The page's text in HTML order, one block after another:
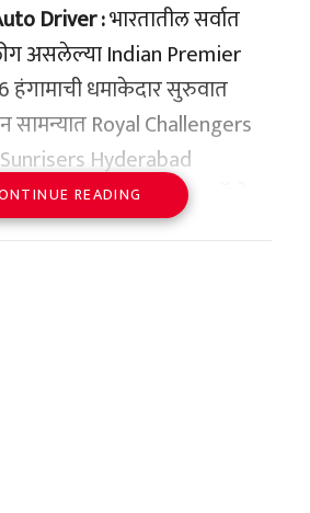
Driver :भारतातील सर्वात
असलेल्या Indian Premier
हंगामाची धमाकेदार सुरुवात
Royal Challengers
Hyderabad
बेंगळुरूमधील एका ऑटो
अनोखी घोषणा सोशल
READING